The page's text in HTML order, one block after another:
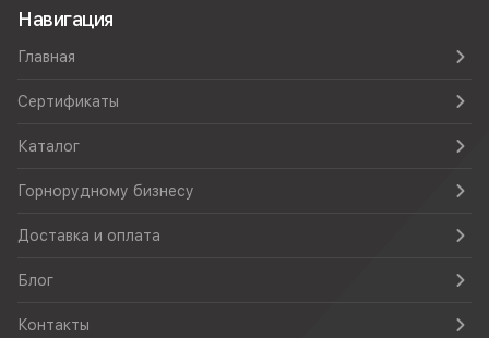
Навигация
Главная
Сертификаты
Каталог
Горнорудному бизнесу
Доставка и оплата
Блог
Контакты